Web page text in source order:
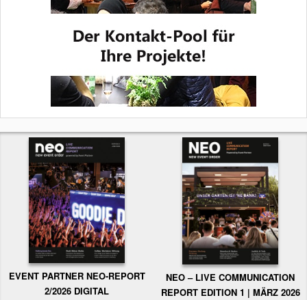
EVENT PARTNER NEO-REPORT
2/2026 DIGITAL
NEO – LIVE COMMUNICATION
REPORT EDITION 1 | MÄRZ 2026